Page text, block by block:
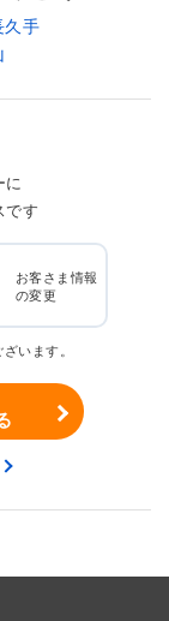
久手
に
です
お客さま情報
の変更
います。